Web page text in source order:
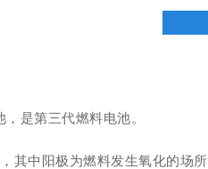
是第三代燃料电池。
中阳极为燃料发生氧化的场